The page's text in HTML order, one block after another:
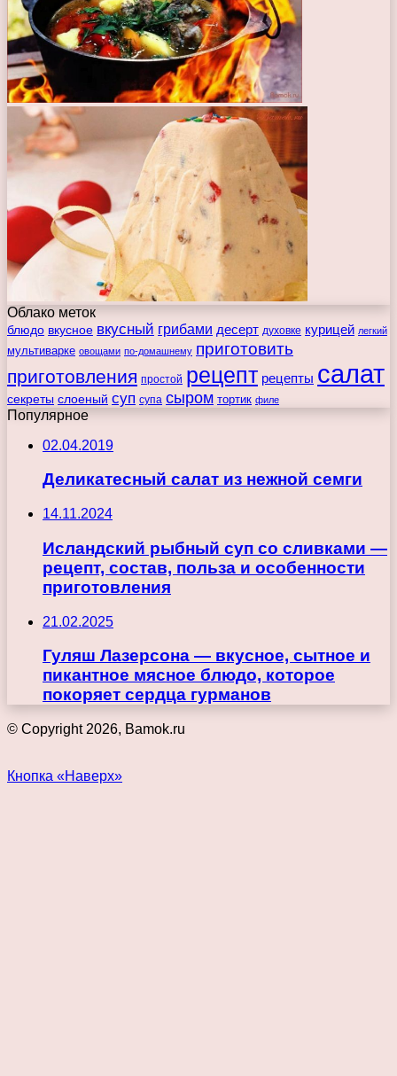
Облако меток
блюдо вкусное вкусный грибами десерт духовке курицей легкий
мультиварке овощами по-домашнему приготовить
приготовления простой рецепт рецепты салат
секреты слоеный суп супа сыром тортик филе
Популярное
02.04.2019
Деликатесный салат из нежной семги
14.11.2024
Исландский рыбный суп со сливками —
рецепт, состав, польза и особенности
приготовления
21.02.2025
Гуляш Лазерсона — вкусное, сытное и
пикантное мясное блюдо, которое
покоряет сердца гурманов
© Copyright 2026, Bamok.ru
Кнопка «Наверх»